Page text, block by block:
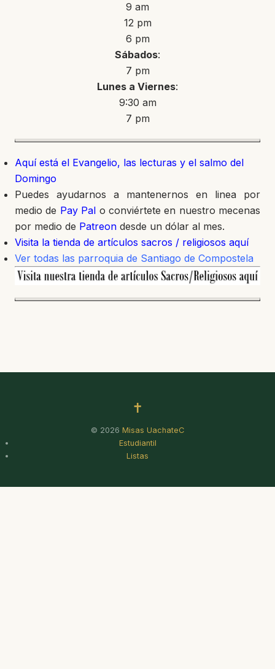
9 am
12 pm
6 pm
Sábados:
7 pm
Lunes a Viernes:
9:30 am
7 pm
Aquí está el Evangelio, las lecturas y el salmo del
Domingo
Puedes ayudarnos a mantenernos en linea por
medio de Pay Pal o conviértete en nuestro mecenas
por medio de Patreon desde un dólar al mes.
Visita la tienda de artículos sacros / religiosos aquí
Ver todas las parroquia de Santiago de Compostela
✝
© 2026 Misas UachateC
Estudiantil
Listas